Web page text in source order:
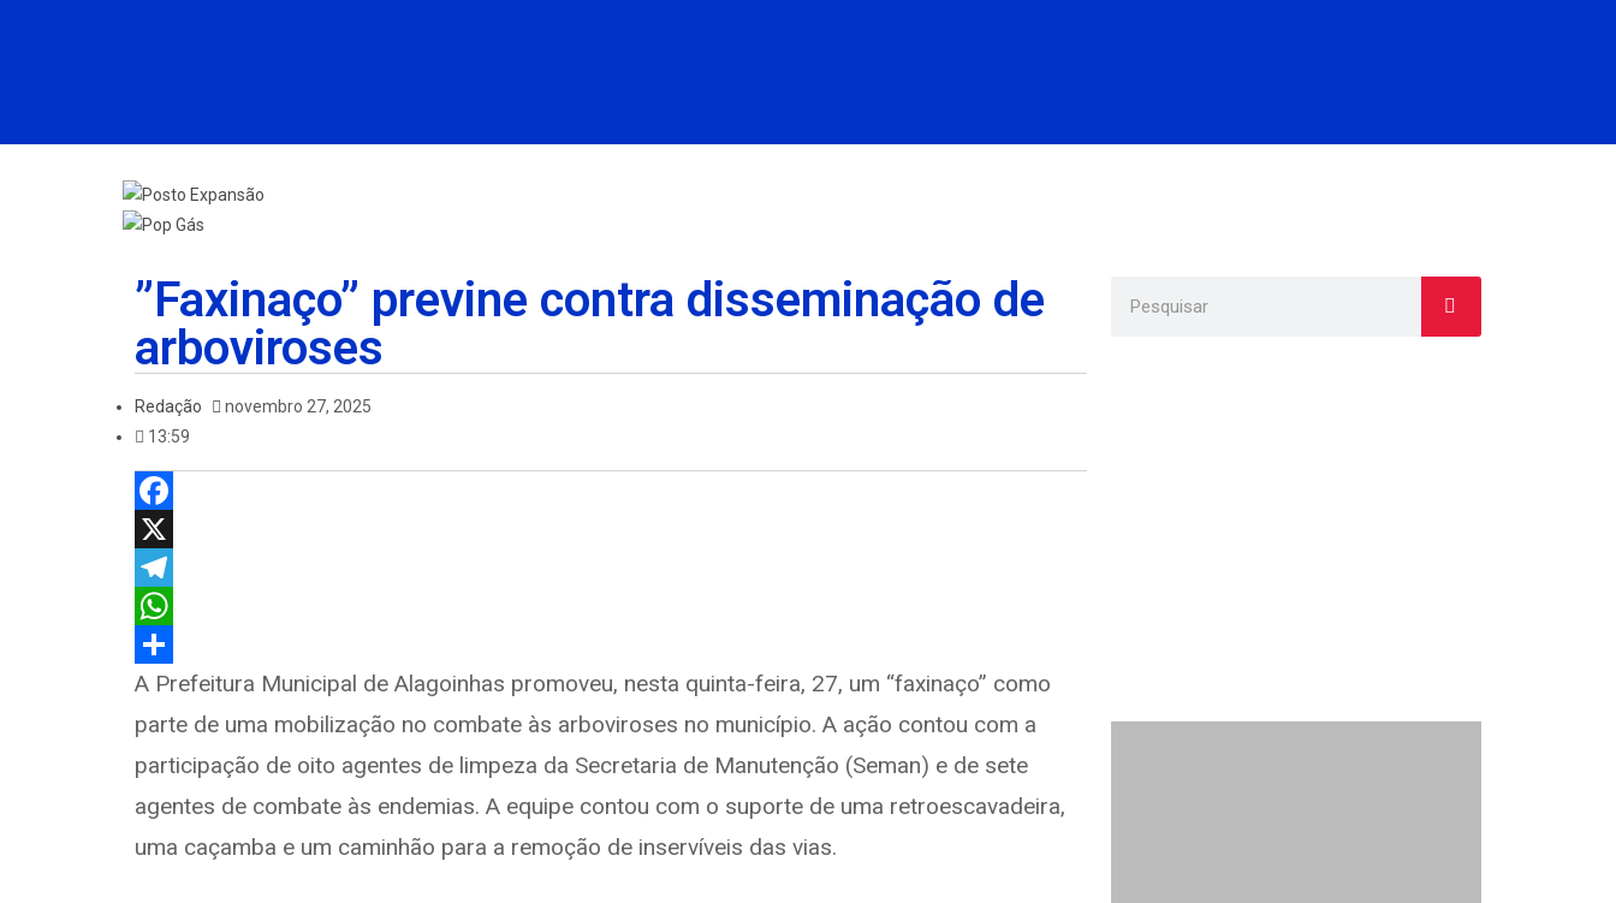
”Faxinaço” previne contra disseminação de
arboviroses
Redação
novembro 27, 2025
13:59
F
a
c
e
b
o
o
k
X
T
e
l
e
g
r
a
W
h
a
t
s
A
S
h
a
r
e
A Prefeitura Municipal de Alagoinhas promoveu, nesta quinta-feira, 27, um “faxinaço” como
parte de uma mobilização no combate às arboviroses no município. A ação contou com a
participação de oito agentes de limpeza da Secretaria de Manutenção (Seman) e de sete
agentes de combate às endemias. A equipe contou com o suporte de uma retroescavadeira,
uma caçamba e um caminhão para a remoção de inservíveis das vias.